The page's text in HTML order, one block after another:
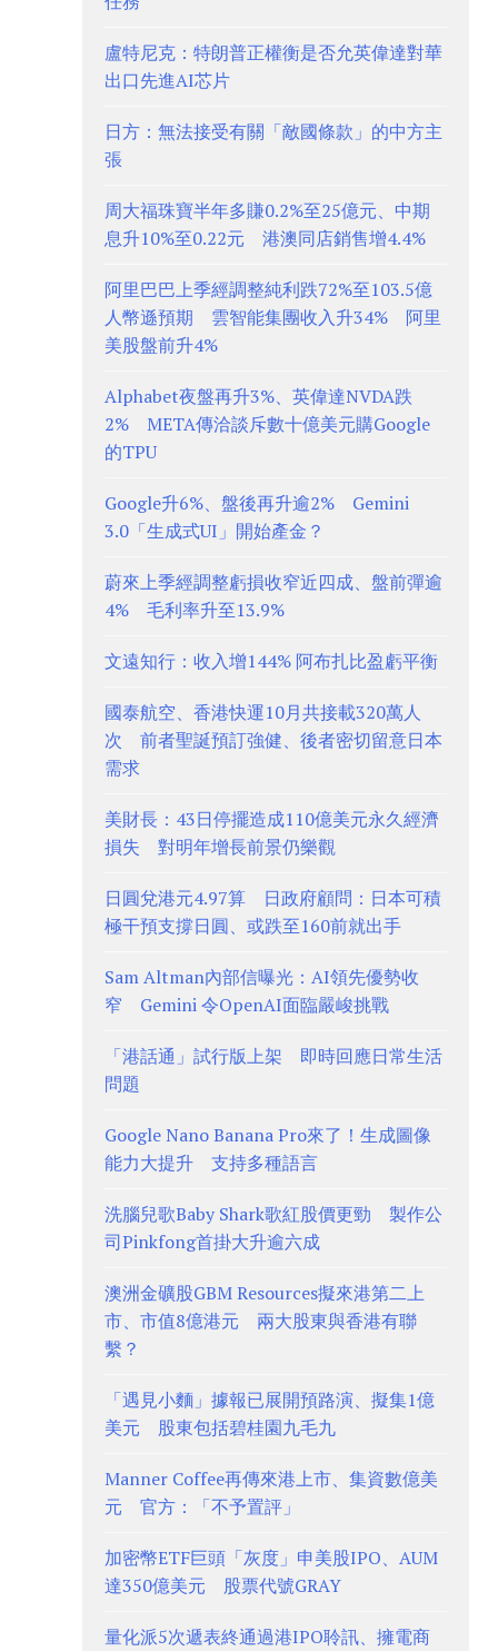
盧特尼克：特朗普正權衡是否允英偉達對華
出口先進AI芯片
日方：無法接受有關「敵國條款」的中方主
張
周大福珠寶半年多賺0.2%至25億元、中期
息升10%至0.22元 港澳同店銷售增4.4%
阿里巴巴上季經調整純利跌72%至103.5億
人幣遜預期 雲智能集團收入升34% 阿里
美股盤前升4%
Alphabet夜盤再升3%、英偉達NVDA跌
2% META傳洽談斥數十億美元購Google
的TPU
Google升6%、盤後再升逾2% Gemini
3.0「生成式UI」開始產金？
蔚來上季經調整虧損收窄近四成、盤前彈逾
4% 毛利率升至13.9%
文遠知行：收入增144% 阿布扎比盈虧平衡
國泰航空、香港快運10月共接載320萬人
次 前者聖誕預訂強健、後者密切留意日本
需求
美財長：43日停擺造成110億美元永久經濟
損失 對明年增長前景仍樂觀
日圓兌港元4.97算 日政府顧問：日本可積
極干預支撐日圓、或跌至160前就出手
Sam Altman內部信曝光：AI領先優勢收
窄 Gemini 令OpenAI面臨嚴峻挑戰
「港話通」試行版上架 即時回應日常生活
問題
Google Nano Banana Pro來了！生成圖像
能力大提升 支持多種語言
洗腦兒歌Baby Shark歌紅股價更勁 製作公
司Pinkfong首掛大升逾六成
澳洲金礦股GBM Resources擬來港第二上
市、市值8億港元 兩大股東與香港有聯
繫？
「遇見小麵」據報已展開預路演、擬集1億
美元 股東包括碧桂園九毛九
Manner Coffee再傳來港上市、集資數億美
元 官方：「不予置評」
加密幣ETF巨頭「灰度」申美股IPO、AUM
達350億美元 股票代號GRAY
量化派5次遞表終通過港IPO聆訊、擁電商